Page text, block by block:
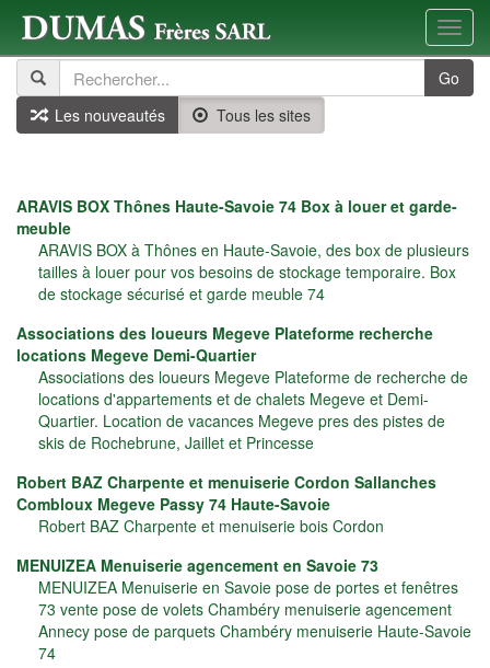
Go
Les nouveautés
Tous les sites
ARAVIS BOX Thônes Haute-Savoie 74 Box à louer et garde-
meuble
ARAVIS BOX à Thônes en Haute-Savoie, des box de plusieurs
tailles à louer pour vos besoins de stockage temporaire. Box
de stockage sécurisé et garde meuble 74
Associations des loueurs Megeve Plateforme recherche
locations Megeve Demi-Quartier
Associations des loueurs Megeve Plateforme de recherche de
locations d'appartements et de chalets Megeve et Demi-
Quartier. Location de vacances Megeve pres des pistes de
skis de Rochebrune, Jaillet et Princesse
Robert BAZ Charpente et menuiserie Cordon Sallanches
Combloux Megeve Passy 74 Haute-Savoie
Robert BAZ Charpente et menuiserie bois Cordon
MENUIZEA Menuiserie agencement en Savoie 73
MENUIZEA Menuiserie en Savoie pose de portes et fenêtres
73 vente pose de volets Chambéry menuiserie agencement
Annecy pose de parquets Chambéry menuiserie Haute-Savoie
74